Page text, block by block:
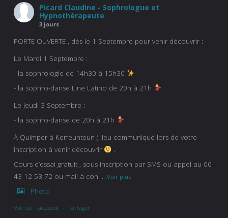
Picard Claudine - Sophrologue et
Hypnothérapeute
3 jours
PORTE OUVERTE , dès le 1 Septembre pour venir découvrir :
Le Mardi 1 Septembre :
- la sophrologie de 14h30 à 15h30
- la sophro-danse Line Latino de 20h à 21h
Le Jeudi 3 Septembre :
- la sophro-danse de 20h à 21h
À Quimper à Kerfeunteun ( lieu communiqué lors de votre
inscription à venir découvrir
.
Cours d’essai gratuit , sous inscription par SMS ou appel au 06
43 12 53 72 ou mail à con ... Voir plus
Photo
Voir sur Facebook · Partager